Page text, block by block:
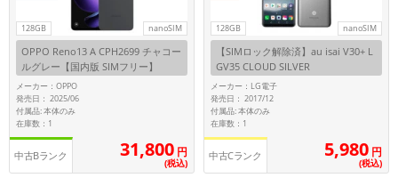
128GB nanoSIM
OPPO Reno13 A CPH2699 チャコー
ルグレー【国内版 SIMフリー】
メーカー：OPPO
発売日： 2025/06
付属品: 本体のみ
在庫数：1
中古Bランク 31,800 円
(税込)
128GB nanoSIM
【SIMロック解除済】au isai V30+ L
GV35 CLOUD SILVER
メーカー：LG電子
発売日： 2017/12
付属品: 本体のみ
在庫数：1
中古Cランク 5,980 円
(税込)
価格
円
発売日